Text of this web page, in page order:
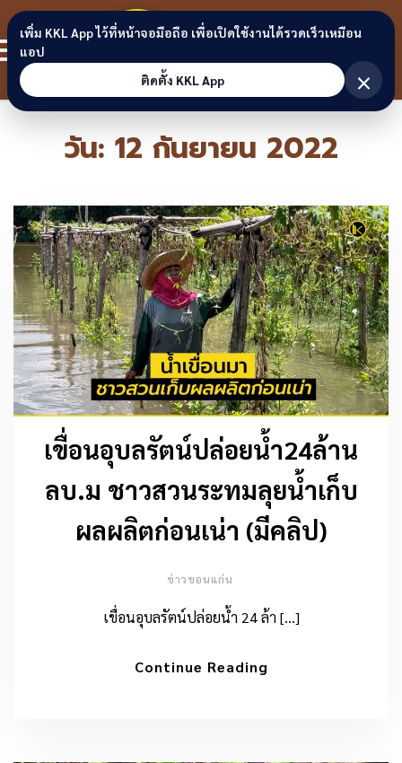
Skip to content
ขอนแก่น
ลิงก์
วัน: 12 กันยายน 2022
เขื่อนอุบลรัตน์ปล่อยน้ำ24ล้าน
ลบ.ม ชาวสวนระทมลุยน้ำเก็บ
ผลผลิตก่อนเน่า (มีคลิป)
ข่าวขอนแก่น
เขื่อนอุบลรัตน์ปล่อยน้ำ 24 ล้า […]
Continue Reading
เพิ่ม KKL App ไว้ที่หน้าจอมือถือ เพื่อเปิดใช้งานได้รวดเร็วเหมือน
แอป
ติดตั้ง KKL App
×